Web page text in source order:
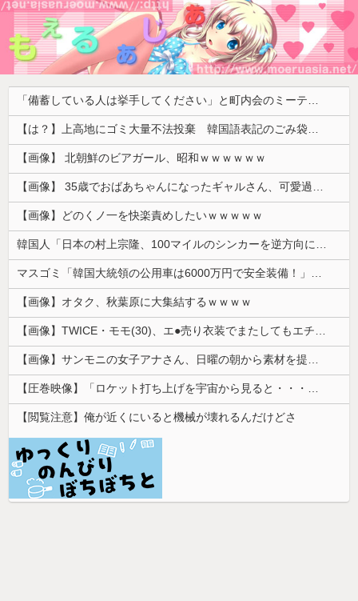
「備蓄している人は挙手してください」と町内会のミーティング、何の気なしに手を挙げてしまった結果……
【は？】上高地にゴミ大量不法投棄 韓国語表記のごみ袋に紙やプラスチック、缶、瓶などが混在 生肉やキムチ、ラーメンなどさまざまな生ごみ
【画像】 北朝鮮のビアガール、昭和ｗｗｗｗｗｗ
【画像】 35歳でおばあちゃんになったギャルさん、可愛過ぎて嫉妬不可避w w w w w w w w w w w
【画像】どのくノ一を快楽責めしたいｗｗｗｗｗ
韓国人「日本の村上宗隆、100マイルのシンカーを逆方向に・・・2戦連発の26号ソロホームラン」→「羨ましすぎる 韓国はこんな打者がいなのか」「ア...
マスゴミ「韓国大統領の公用車は6000万円で安全装備！」「高市の公用車は3000万円で贅沢！」
【画像】オタク、秋葉原に大集結するｗｗｗｗ
【画像】TWICE・モモ(30)、エ●売り衣装でまたしてもエチエチボデーを披露してしまう
【画像】サンモニの女子アナさん、日曜の朝から素材を提供してしまう
【圧巻映像】「ロケット打ち上げを宇宙から見ると・・・」の動画が衝撃的
【閲覧注意】俺が近くにいると機械が壊れるんだけどさ